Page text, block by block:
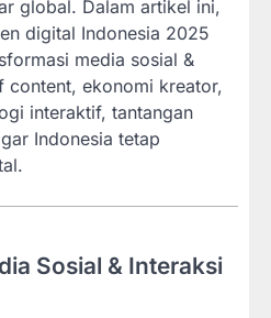
global. Dalam artikel ini,
digital Indonesia 2025
media sosial &
content, ekonomi kreator,
interaktif, tantangan
Indonesia tetap
Sosial & Interaksi